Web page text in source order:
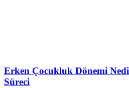
Erken Çocukluk Dönemi
Süreci